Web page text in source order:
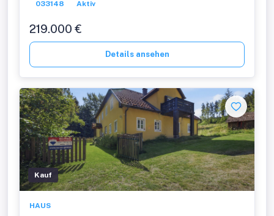
033148 Aktiv
219.000 €
Details ansehen
Kauf
HAUS